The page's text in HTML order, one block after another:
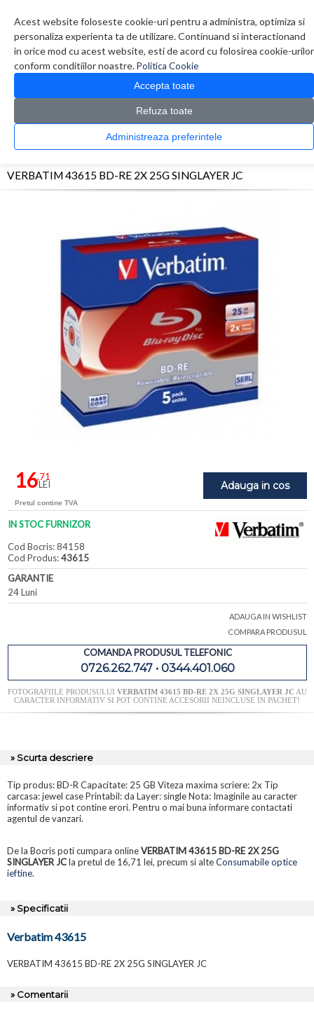
Acest website foloseste cookie-uri pentru a administra, optimiza si
personaliza experienta ta de utilizare. Continuand si interactionand
in orice mod cu acest website, esti de acord cu folosirea cookie-urilor
conform conditiilor noastre.Politica Cookie
Accepta toate
Refuza toate
Administreaza preferintele
0 produs(e)
CATALOG PRODUSE
Consumabile optice > VERBATIM 43615 BD-RE 2X 25G
VERBATIM 43615 BD-RE 2X 25G SINGLAYER JC
Adauga in cos
16,71
LEI
Pretul contine TVA
IN STOC FURNIZOR
Cod Bocris: 84158
Cod Produs:43615
GARANTIE
24 Luni
ADAUGA IN WISHLIST
COMPARA PRODUSUL
COMANDA PRODUSUL TELEFONIC
0726.262.747 • 0344.401.060
FOTOGRAFIILE PRODUSULUI VERBATIM 43615 BD-RE 2X 25G SINGLAYER JC AU
CARACTER INFORMATIV SI POT CONTINE ACCESORII NEINCLUSE IN PACHET!
» Scurta descriere
Tip produs: BD-R Capacitate: 25 GB Viteza maxima scriere: 2x Tip
carcasa: jewel case Printabil: da Layer: single Nota: Imaginile au caracter
informativ si pot contine erori. Pentru o mai buna informare contactati
agentul de vanzari.
De la Bocris poti cumpara onlineVERBATIM 43615 BD-RE 2X 25G
SINGLAYER JCla pretul de 16,71 lei, precum si alteConsumabile optice
ieftine.
» Specificatii
Verbatim 43615
VERBATIM 43615 BD-RE 2X 25G SINGLAYER JC
» Comentarii